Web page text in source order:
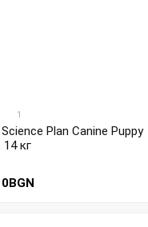
1
Plan Canine Puppy
14 кг